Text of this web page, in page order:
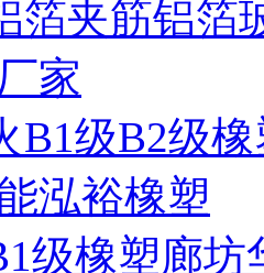
箔夹筋铝箔
家
B1级B2级
泓裕橡塑
级橡塑廊